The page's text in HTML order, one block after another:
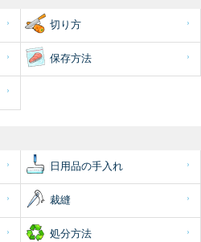
切り方
保存方法
日用品の手入れ
裁縫
処分方法